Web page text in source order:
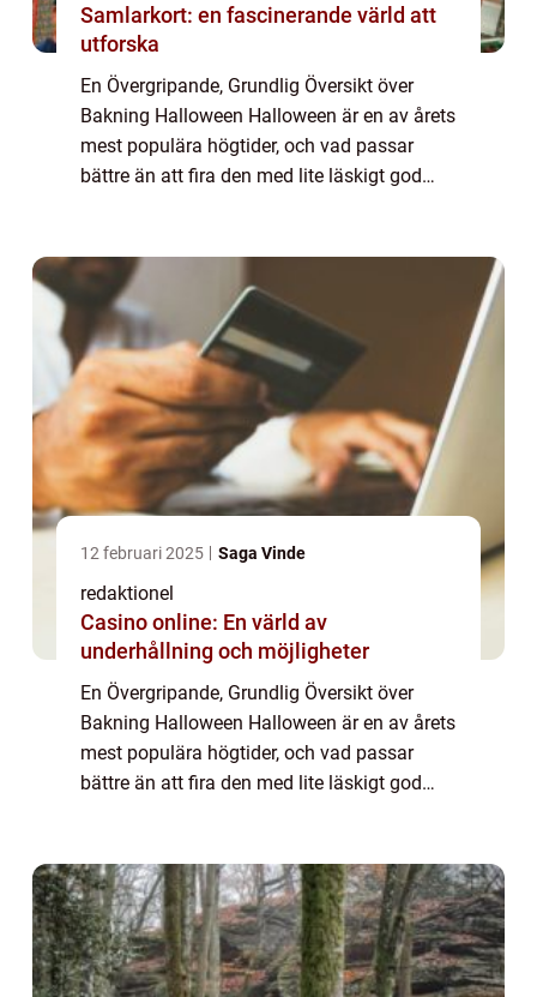
Samlarkort: en fascinerande värld att
utforska
En Övergripande, Grundlig Översikt över
Bakning Halloween Halloween är en av årets
mest populära högtider, och vad passar
bättre än att fira den med lite läskigt god
pa...
12 februari 2025 Saga Vinde
redaktionel
Casino online: En värld av
underhållning och möjligheter
En Övergripande, Grundlig Översikt över
Bakning Halloween Halloween är en av årets
mest populära högtider, och vad passar
bättre än att fira den med lite läskigt god
pa...